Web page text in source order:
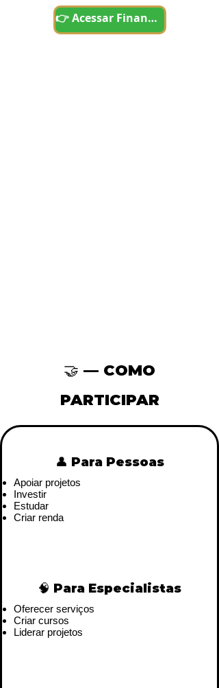
👉 Acessar Finanças
🤝 — COMO
PARTICIPAR
👤 Para Pessoas
Apoiar projetos
Investir
Estudar
Criar renda
🧠 Para Especialistas
Oferecer serviços
Criar cursos
Liderar projetos